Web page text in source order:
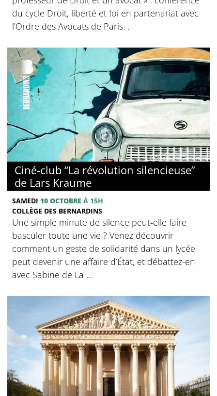
du cycle Droit, liberté et foi en partenariat avec
l’Ordre des Avocats de Paris. .
© Collège des Bernardins
Ciné-club “La révolution silencieuse”
de Lars Kraume
SAMEDI 10 OCTOBRE À 15H
COLLÈGE DES BERNARDINS
Une simple minute de silence peut-elle faire
basculer toute une vie ? Venez découvrir
comment un geste de solidarité dans un lycée
peut devenir une affaire d’État, et débattez-en
avec Sabine de La ...